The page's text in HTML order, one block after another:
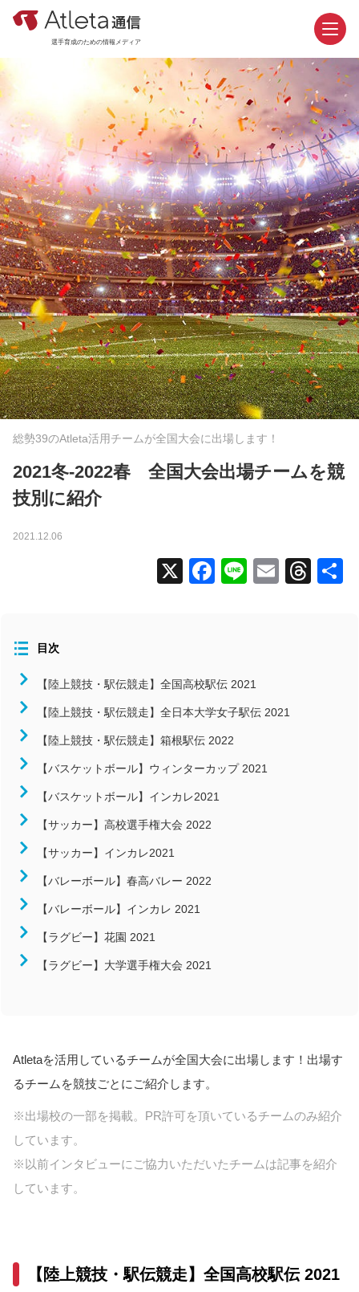
選手育成のための情報メディア
お問い合わせ 資料請求
カテゴリ
新着記事
おすすめ記事
機能紹介
活用事例
全国大会
コラム
ニュース
タグから探す
スタッフ向け（指導者）
メンバー向け（選手）
関東
中部
近畿
中国
陸上競技
サッカー
バレーボール
バスケットボール
ハンドボール
総勢39のAtleta活用チームが全国大会に出場します！
2021冬-2022春 全国大会出場チームを競
技別に紹介
2021.12.06
X Facebook
LineEmail
目次
【陸上競技・駅伝競走】全国高校駅伝 2021
【陸上競技・駅伝競走】全日本大学女子駅伝 2021
【陸上競技・駅伝競走】箱根駅伝 2022
【バスケットボール】ウィンターカップ 2021
【バスケットボール】インカレ2021
【サッカー】高校選手権大会 2022
【サッカー】インカレ2021
【バレーボール】春高バレー 2022
【バレーボール】インカレ 2021
【ラグビー】花園 2021
【ラグビー】大学選手権大会 2021
Atletaを活用しているチームが全国大会に出場します！出場す
るチームを競技ごとにご紹介します。
※出場校の一部を掲載。PR許可を頂いているチームのみ紹介
しています。
※以前インタビューにご協力いただいたチームは記事を紹介
しています。
【陸上競技・駅伝競走】全国高校駅伝 2021